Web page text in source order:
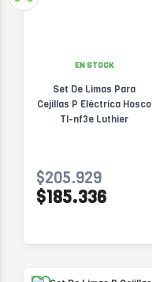
EN STOCK
Set De Limas Para
Cejillas P Eléctrica Hosco
Tl-nf3e Luthier
$205.929
$185.336